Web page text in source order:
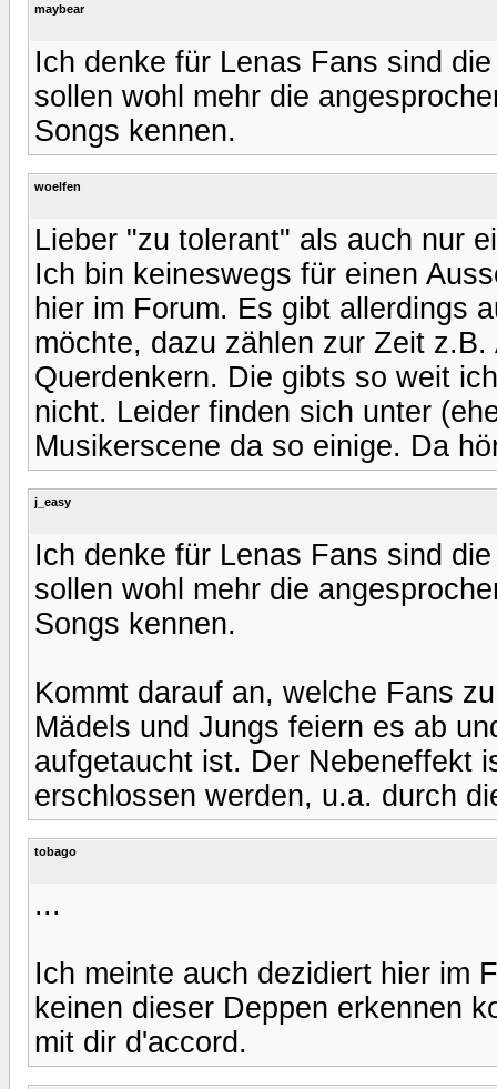
maybear
Ich denke für Lenas Fans sind
sollen wohl mehr die
Songs kennen.
woelfen
Lieber "zu tolerant" als auch nur
Ich bin keineswegs für einen
hier im Forum. Es gibt allerdings
möchte, dazu zählen zur Zeit
Querdenkern. Die gibts so weit
nicht. Leider finden sich unter
Musikerscene da so einige. Da
j_easy
Ich denke für Lenas Fans sind
sollen wohl mehr die
Songs kennen.
Kommt darauf an, welche Fans
Mädels und Jungs feiern es ab
aufgetaucht ist. Der Nebeneffekt
erschlossen werden, u.a. durch
tobago
...
Ich meinte auch dezidiert hier im
keinen dieser Deppen erkennen
mit dir d'accord.